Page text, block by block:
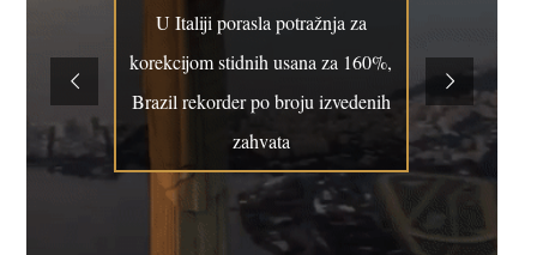
U Italiji porasla potražnja za
korekcijom stidnih usana za 160%,
Brazil rekorder po broju izvedenih
zahvata